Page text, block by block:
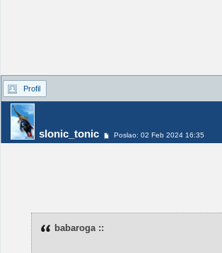
Profil
slonic_tonic Poslao: 02 Feb 2024 16:35
babaroga ::